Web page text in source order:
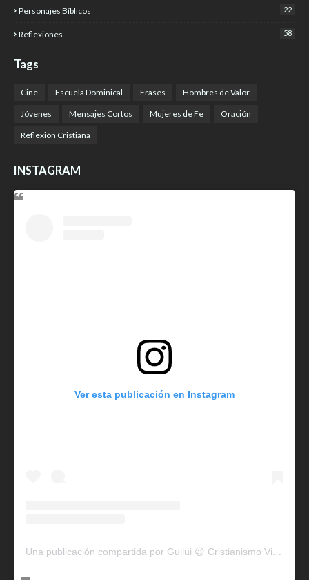
Personajes Bíblicos 22
Reflexiones 58
Tags
Cine Escuela Dominical Frases Hombres de Valor
Jóvenes Mensajes Cortos Mujeres de Fe Oración
Reflexión Cristiana
INSTAGRAM
Ver esta publicación en Instagram
Una publicación compartida por Guilui 😉 Cristianismo Viral (@guiluiviral)